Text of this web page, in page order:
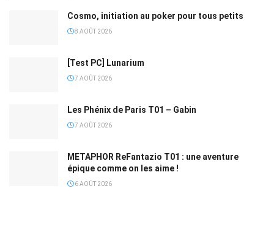
Cosmo, initiation au poker pour tous petits
8 AOÛT 2026
[Test PC] Lunarium
7 AOÛT 2026
Les Phénix de Paris T01 – Gabin
7 AOÛT 2026
METAPHOR ReFantazio T01 : une aventure
épique comme on les aime !
6 AOÛT 2026